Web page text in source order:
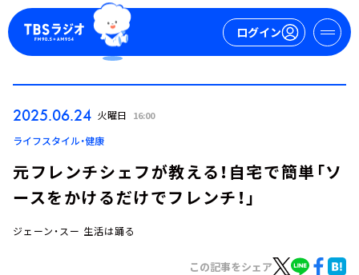
ログイン
ログイン
2025.06.24 火曜日 16:00
ライフスタイル・健康
元フレンチシェフが教える！自宅で簡単「ソ
ースをかけるだけでフレンチ！」
ジェーン・スー 生活は踊る
この記事をシェア